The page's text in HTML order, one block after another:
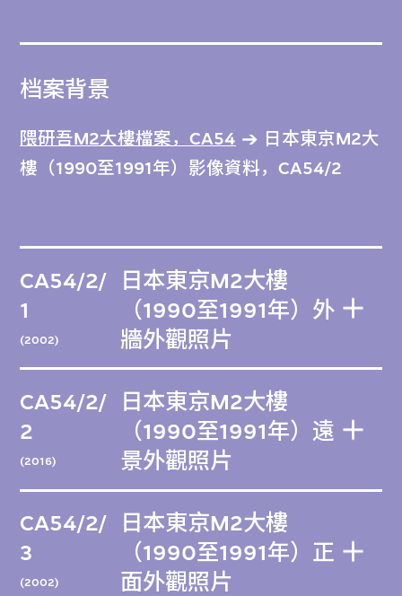
档案背景
隈研吾M2大樓檔案，CA54
日本東京M2大
樓（1990至1991年）影像資料，CA54/2
CA54/2/
1
(2002)
日本東京M2大樓
（1990至1991年）外
牆外觀照片
CA54/2/
2
(2016)
日本東京M2大樓
（1990至1991年）遠
景外觀照片
CA54/2/
3
(2002)
日本東京M2大樓
（1990至1991年）正
面外觀照片